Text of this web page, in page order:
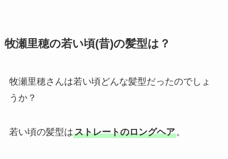
牧瀬里穂の若い頃(昔)の髪型は？
牧瀬里穂さんは若い頃どんな髪型だったのでしょ
うか？
若い頃の髪型はストレートのロングヘア。